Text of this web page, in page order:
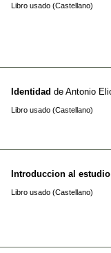
Libro usado (Castellano)
Identidad de Antonio
Libro usado (Castellano)
Introduccion al
Libro usado (Castellano)